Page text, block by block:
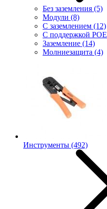
Без заземления (5)
Модули (8)
С заземлением (12)
С поддержкой POE
Заземление (14)
Молниезащита (4)
Инструменты (492)